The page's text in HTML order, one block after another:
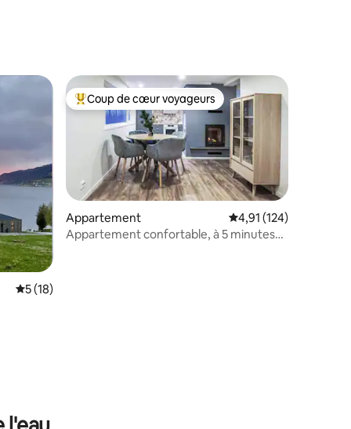
: 4,84 sur 5
Évaluation moyenne sur la base de 18 commentaires : 5 sur 5
5 (18)
Coups de cœur voyageurs les plus appréciés
Coup de cœur voyageurs
Appartement Évaluation moyenne
4,91 (124)
Appartement confortable, à 5 minutes